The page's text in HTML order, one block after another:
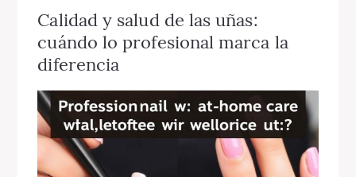
Calidad y salud de las uñas:
cuándo lo profesional marca la
diferencia